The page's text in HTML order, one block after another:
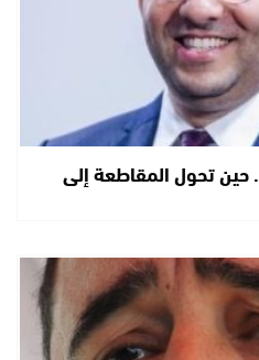
تحول المقاطعة إلى